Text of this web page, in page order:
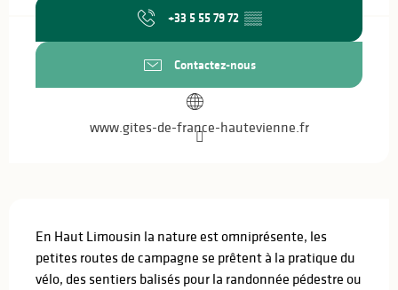
+33 5 55 79 72 ▒▒
Contactez-nous
www.gites-de-france-hautevienne.fr
En Haut Limousin la nature est omniprésente, les
petites routes de campagne se prêtent à la pratique du
vélo, des sentiers balisés pour la randonnée pédestre ou